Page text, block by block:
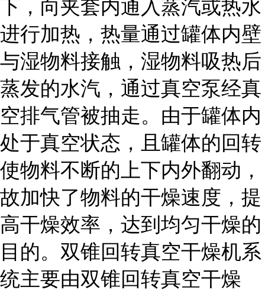
下，向夹套内通入蒸汽或热水
进行加热，热量通过罐体内壁
与湿物料接触，湿物料吸热后
蒸发的水汽，通过真空泵经真
空排气管被抽走。由于罐体内
处于真空状态，且罐体的回转
使物料不断的上下内外翻动，
故加快了物料的干燥速度，提
高干燥效率，达到均匀干燥的
目的。双锥回转真空干燥机系
统主要由双锥回转真空干燥